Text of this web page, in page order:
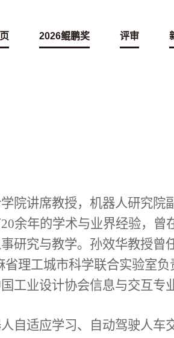
2026鲲鹏奖 评审
院讲席教授，机器人研究院
余年的学术与业界经验，
研究与教学。孙效华教授曾
理工城市科学联合实验室
工业设计协会信息与交互专
自适应学习、自动驾驶人车